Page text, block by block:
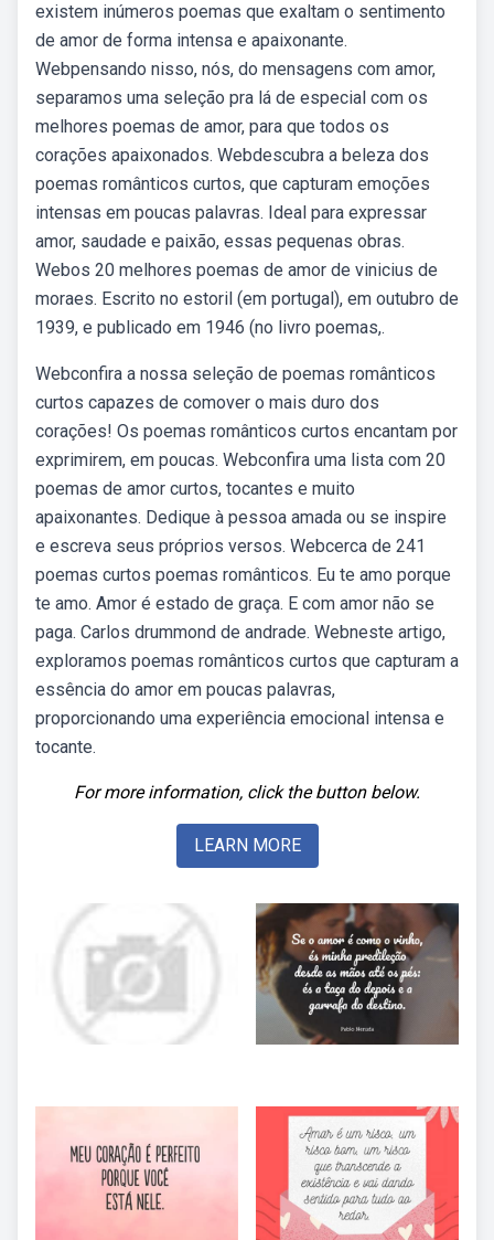
existem inúmeros poemas que exaltam o sentimento
de amor de forma intensa e apaixonante.
Webpensando nisso, nós, do mensagens com amor,
separamos uma seleção pra lá de especial com os
melhores poemas de amor, para que todos os
corações apaixonados. Webdescubra a beleza dos
poemas românticos curtos, que capturam emoções
intensas em poucas palavras. Ideal para expressar
amor, saudade e paixão, essas pequenas obras.
Webos 20 melhores poemas de amor de vinicius de
moraes. Escrito no estoril (em portugal), em outubro de
1939, e publicado em 1946 (no livro poemas,.
Webconfira a nossa seleção de poemas românticos
curtos capazes de comover o mais duro dos
corações! Os poemas românticos curtos encantam por
exprimirem, em poucas. Webconfira uma lista com 20
poemas de amor curtos, tocantes e muito
apaixonantes. Dedique à pessoa amada ou se inspire
e escreva seus próprios versos. Webcerca de 241
poemas curtos poemas românticos. Eu te amo porque
te amo. Amor é estado de graça. E com amor não se
paga. Carlos drummond de andrade. Webneste artigo,
exploramos poemas românticos curtos que capturam a
essência do amor em poucas palavras,
proporcionando uma experiência emocional intensa e
tocante.
For more information, click the button below.
LEARN MORE